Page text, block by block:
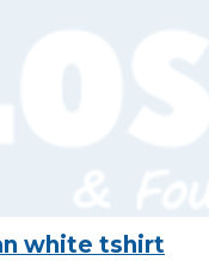
white tshirt